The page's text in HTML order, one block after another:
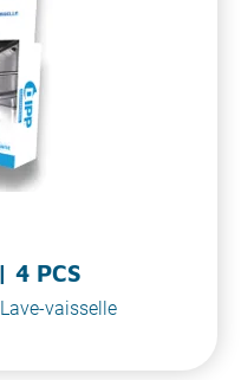
4 PCS
vaisselle